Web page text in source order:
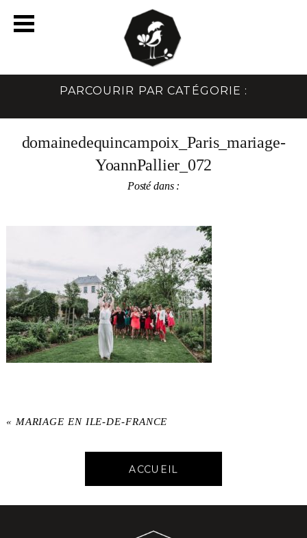
PARCOURIR PAR CATÉGORIE :
domainedequincampoix_Paris_mariage-
YoannPallier_072
Posté dans :
« MARIAGE EN ILE-DE-FRANCE
ACCUEIL